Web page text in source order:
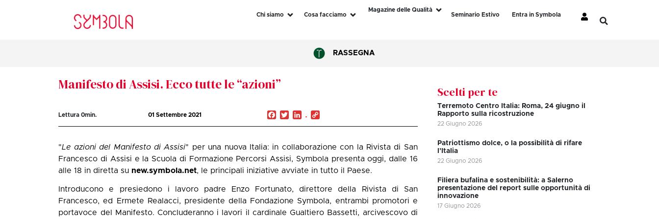
Chi siamo Cosa facciamo
Magazine delle Qualità
Seminario Estivo
Entra in Symbola
RASSEGNA
Manifesto di Assisi. Ecco tutte le “azioni”
Lettura0min. 01 Settembre 2021 Facebook
TwitterLinkedIn
"Le azioni del Manifesto di Assisi" per una nuova Italia: in collaborazione con la Rivista di San
Francesco di Assisi e la Scuola di Formazione Percorsi Assisi, Symbola presenta oggi, dalle 16
alle 18 in diretta su new.symbola.net, le principali iniziative avviate in tutto il Paese.
Introducono e presiedono i lavoro padre Enzo Fortunato, direttore della Rivista di San
Francesco, ed Ermete Realacci, presidente della Fondazione Symbola, entrambi promotori e
portavoce del Manifesto. Concluderanno i lavori il cardinale Gualtiero Bassetti, arcivescovo di
Scelti per te
Terremoto Centro Italia: Roma, 24 giugno il
Rapporto sulla ricostruzione
22 Giugno 2026
Patriottismo dolce, o la possibilità di rifare
l’Italia
22 Giugno 2026
Filiera bufalina e sostenibilità: a Salerno
presentazione del report sulle opportunità di
innovazione
17 Giugno 2026